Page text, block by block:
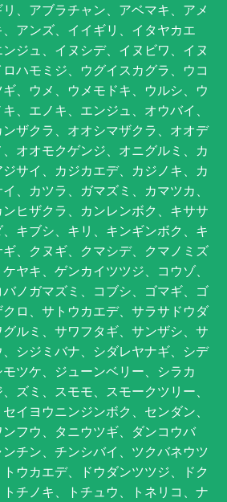
、アブラチャン、アベマキ、アメ
アンズ、イイギリ、イタヤカエ
ジュ、イヌシデ、イヌビワ、イヌ
ハモミジ、ウグイスカグラ、ウコ
、ウメ、ウメモドキ、ウルシ、ウ
、エノキ、エンジュ、オウバイ、
ザクラ、オオシマザクラ、オオデ
オオモクゲンジ、オニグルミ、カ
サイ、カジカエデ、カジノキ、カ
、カツラ、ガマズミ、カマツカ、
ヒザクラ、カンレンボク、キササ
キブシ、キリ、キンギンボク、キ
、クヌギ、クマシデ、クマノミズ
ヤキ、ゲンカイツツジ、コウゾ、
ノガマズミ、コブシ、ゴマギ、ゴ
ロ、サトウカエデ、サラサドウダ
ルミ、サワフタギ、サンザシ、サ
シジミバナ、シダレヤナギ、シデ
ツケ、ジューンベリー、シラカ
ズミ、スモモ、スモークツリー、
イヨウニンジンボク、センダン、
フウ、タニウツギ、ダンコウバ
チン、チンシバイ、ツクバネウツ
ウカエデ、ドウダンツツジ、ドク
チノキ、トチュウ、トネリコ、ナ